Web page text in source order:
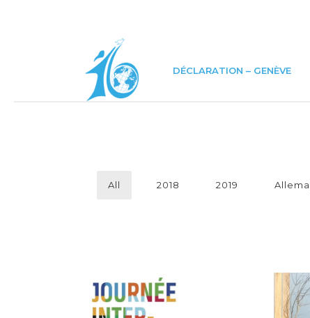
DÉCLARATION – GENÈVE
All 2018 2019
CAMPAGNE D’AFFICHAGE